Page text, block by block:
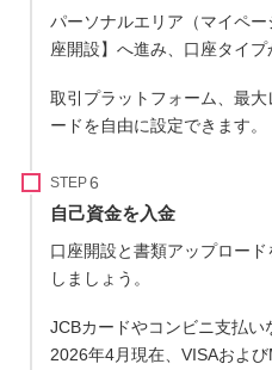
パーソナルエリア（マイペ
座開設】へ進み、口座タイプ
取引プラットフォーム、最
ードを自由に設定できます。
STEP
自己資金を入金
口座開設と書類アップロー
しましょう。
JCBカードやコンビニ支払い
2026年4月現在、VISAおよ